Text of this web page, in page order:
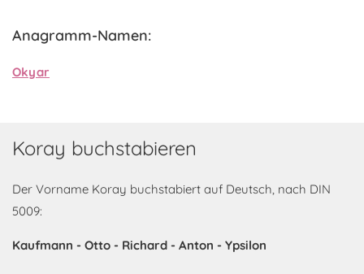
Anagramm-Namen:
Okyar
Koray buchstabieren
Der Vorname Koray buchstabiert auf Deutsch, nach DIN
5009:
Kaufmann - Otto - Richard - Anton - Ypsilon